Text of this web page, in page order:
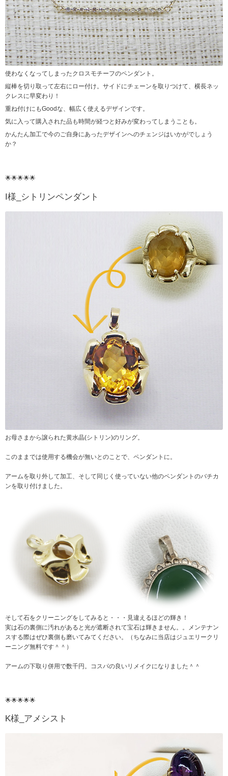
使わなくなってしまったクロスモチーフのペンダント。
縦棒を切り取って左右にロー付け。サイドにチェーンを取りつけて、横長ネッ
クレスに早変わり！
重ね付けにもGoodな、幅広く使えるデザインです。
気に入って購入された品も時間が経つと好みが変わってしまうことも。
かんたん加工で今のご自身にあったデザインへのチェンジはいかがでしょう
か？
🌟🌟🌟🌟🌟
I様_シトリンペンダント
お母さまから譲られた黄水晶(シトリン)のリング。
このままでは使用する機会が無いとのことで、ペンダントに。
アームを取り外して加工、そして同じく使っていない他のペンダントのバチカ
ンを取り付けました。
そして石をクリーニングをしてみると・・・見違えるほどの輝き！
実は石の裏側に汚れがあると光が遮断されて宝石は輝きません。。メンテナン
スする際はぜひ裏側も磨いてみてください。（ちなみに当店はジュエリークリ
ーニング無料です＾＾）
アームの下取り併用で数千円。コスパの良いリメイクになりました＾＾
🌟🌟🌟🌟🌟
K様_アメシスト